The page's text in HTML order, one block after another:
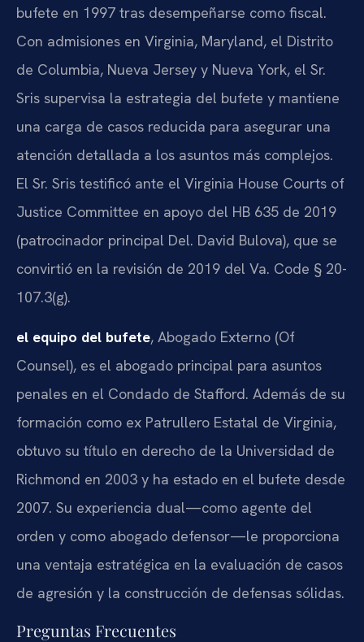
bufete en 1997 tras desempeñarse como fiscal.
Con admisiones en Virginia, Maryland, el Distrito
de Columbia, Nueva Jersey y Nueva York, el Sr.
Sris supervisa la estrategia del bufete y mantiene
una carga de casos reducida para asegurar una
atención detallada a los asuntos más complejos.
El Sr. Sris testificó ante el Virginia House Courts of
Justice Committee en apoyo del HB 635 de 2019
(patrocinador principal Del. David Bulova), que se
convirtió en la revisión de 2019 del Va. Code § 20-
107.3(g).
el equipo del bufete, Abogado Externo (Of
Counsel), es el abogado principal para asuntos
penales en el Condado de Stafford. Además de su
formación como ex Patrullero Estatal de Virginia,
obtuvo su título en derecho de la Universidad de
Richmond en 2003 y ha estado en el bufete desde
2007. Su experiencia dual—como agente del
orden y como abogado defensor—le proporciona
una ventaja estratégica en la evaluación de casos
de agresión y la construcción de defensas sólidas.
Preguntas Frecuentes